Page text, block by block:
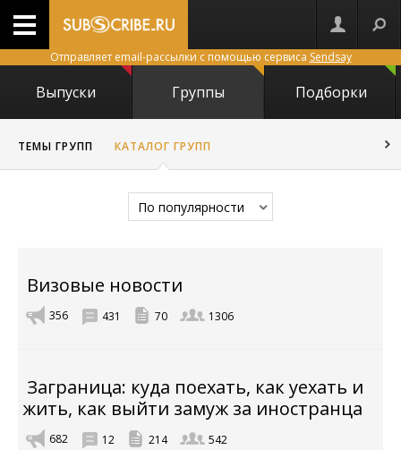
Отправляет email-рассылки с помощью сервиса Sendsay
Выпуски Группы Подборки
ТЕМЫ ГРУПП КАТАЛОГ ГРУПП
По популярности
Визовые новости
356 431 70 1306
Заграница: куда поехать, как уехать и
жить, как выйти замуж за иностранца
682 12 214 542